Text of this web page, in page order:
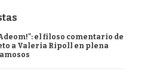
el filoso comentario de
a Valeria Ripoll en plena